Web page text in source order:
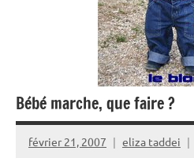
Bébé marche, que faire ?
février 21, 2007 eliza taddei